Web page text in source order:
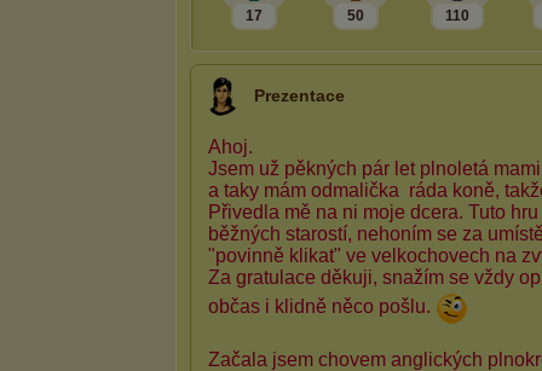
17 50 110
Prezentace